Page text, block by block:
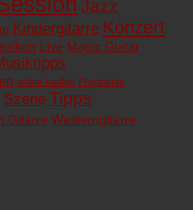
Jazz
Kindergitarre Konzert
Live Magic Guitar
online kaufen Programm
Szene Tipps
Gitarre Westerngitarre